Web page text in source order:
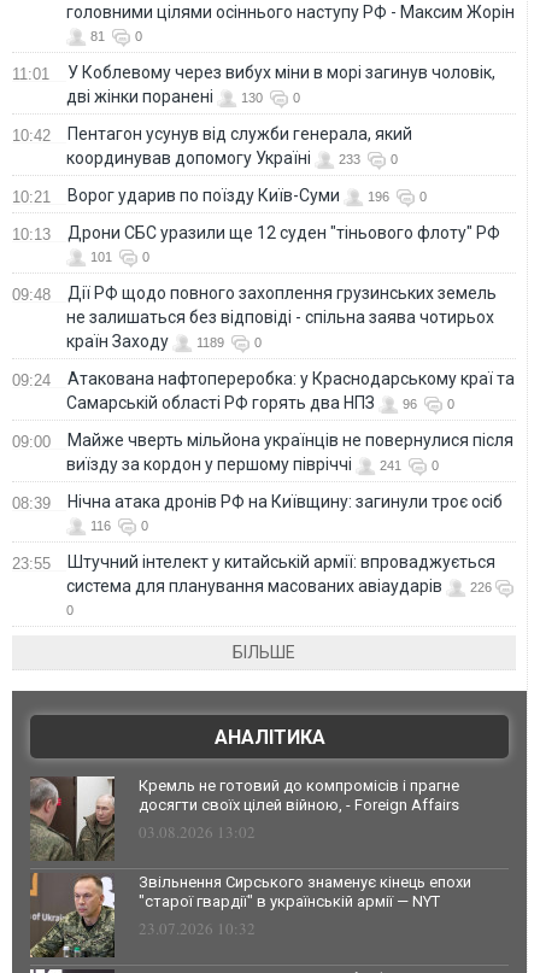
головними цілями осіннього наступу РФ - Максим Жорін
81 0
11:01
У Коблевому через вибух міни в морі загинув чоловік,
дві жінки поранені
130 0
10:42
Пентагон усунув від служби генерала, який
координував допомогу Україні
233 0
10:21 Ворог ударив по поїзду Київ-Суми 196 0
10:13 Дрони СБС уразили ще 12 суден "тіньового флоту" РФ
101 0
09:48
Дії РФ щодо повного захоплення грузинських земель
не залишаться без відповіді - спільна заява чотирьох
країн Заходу
1189 0
09:24
Атакована нафтопереробка: у Краснодарському краї та
Самарській області РФ горять два НПЗ
96 0
09:00
Майже чверть мільйона українців не повернулися після
виїзду за кордон у першому півріччі
241 0
08:39 Нічна атака дронів РФ на Київщину: загинули троє осіб
116 0
23:55
Штучний інтелект у китайській армії: впроваджується
система для планування масованих авіаударів
226
0
БІЛЬШЕ
АНАЛІТИКА
Кремль не готовий до компромісів і прагне
досягти своїх цілей війною, - Foreign Affairs
03.08.2026 13:02
Звільнення Сирського знаменує кінець епохи
"старої гвардії" в українській армії — NYT
23.07.2026 10:32